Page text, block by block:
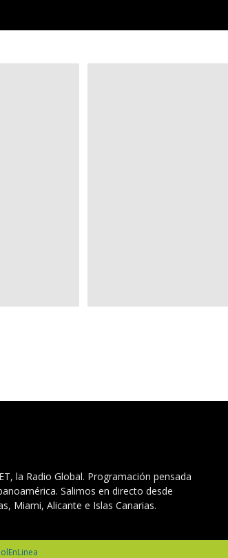
la Radio Global. Programación pensada
Salimos en directo desde
Miami, Alicante e Islas Canarias.